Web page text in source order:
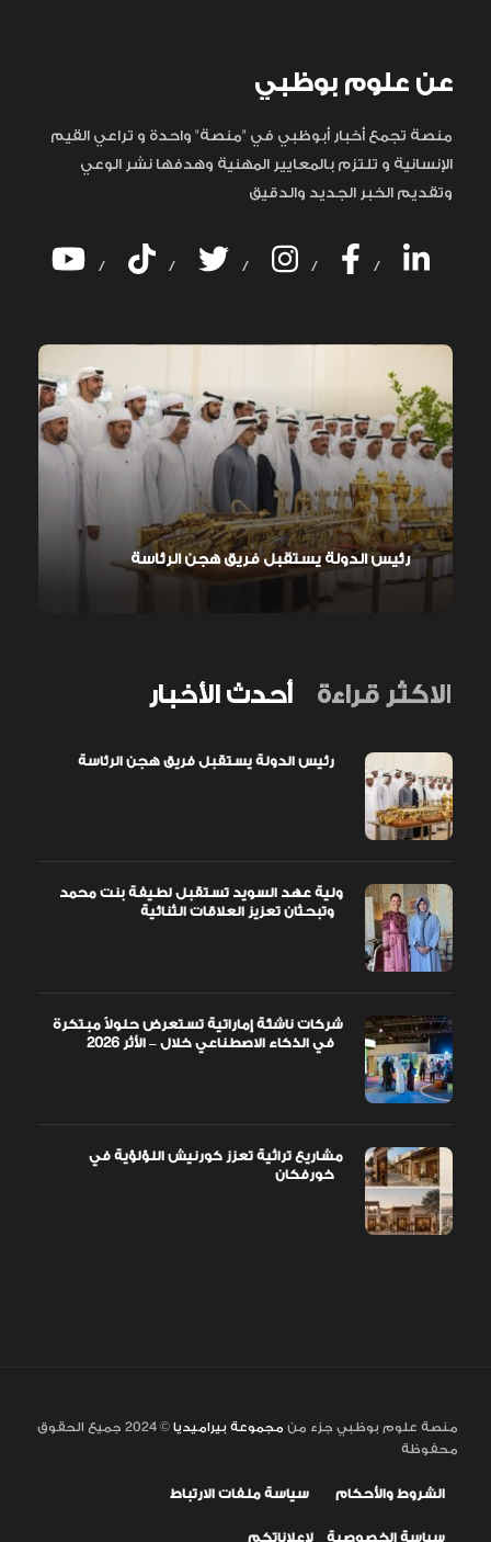
عن علوم بوظبي
منصة تجمع أخبار أبوظبي في "منصة" واحدة و تراعي القيم
الإنسانية و تلتزم بالمعايير المهنية وهدفها نشر الوعي
وتقديم الخبر الجديد والدقيق
/ / / / /
رئيس الدولة يستقبل فريق هجن الرئاسة
أحدث الأخبار الاكثر قراءة
ولية عهد السويد تستقبل لطيفة بنت محمد
شركات ناشئة إماراتية تستعرض حلولاً مبتكرة
مشاريع تراثية تعزز كورنيش اللؤلؤية في
منصة علوم بوظبي جزء من مجموعة بيراميديا
© 2024 جميع الحقوق
محفوظة
الشروط والأحكام سياسة ملفات الارتباط
سياسة الخصوصية لإعلاناتكم